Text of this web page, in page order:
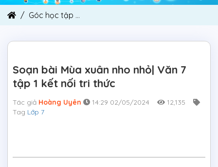
Góc học tập
Soạn bài Mùa xuân nho nhỏ| Văn 7
tập 1 kết nối tri thức
Tác giả Hoàng Uyên 14:29 02/05/2024
12,135
Tag Lớp 7